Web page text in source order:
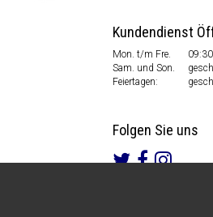
Kundendienst
Mon. t/m Fre.
Sam. und Son.
Feiertagen:
Folgen Sie uns